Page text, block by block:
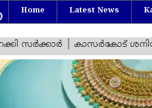
Home Latest News